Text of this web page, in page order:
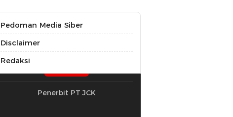
Pedoman Media Siber
Disclaimer
Redaksi
Penerbit PT JCK